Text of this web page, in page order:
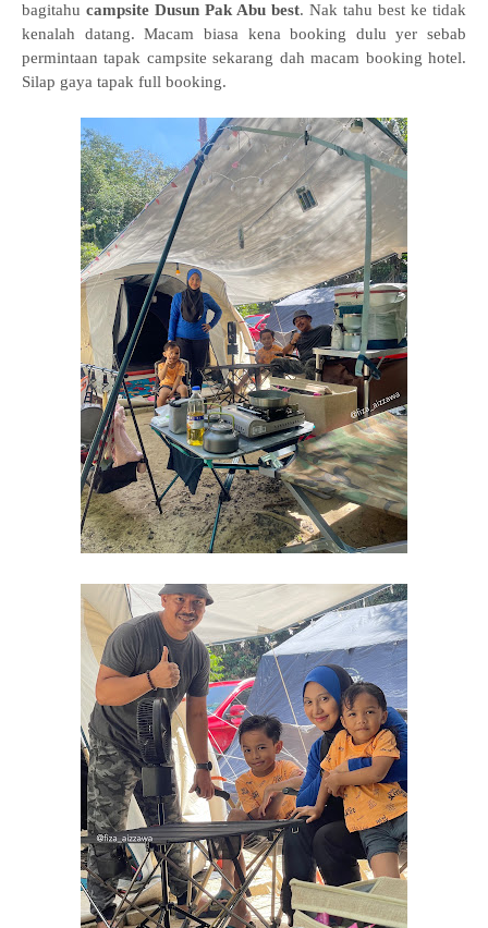
bagitahu campsite Dusun Pak Abu best. Nak tahu best ke tidak
kenalah datang. Macam biasa kena booking dulu yer sebab
permintaan tapak campsite sekarang dah macam booking hotel.
Silap gaya tapak full booking.